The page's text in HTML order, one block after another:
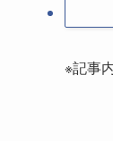
※記事